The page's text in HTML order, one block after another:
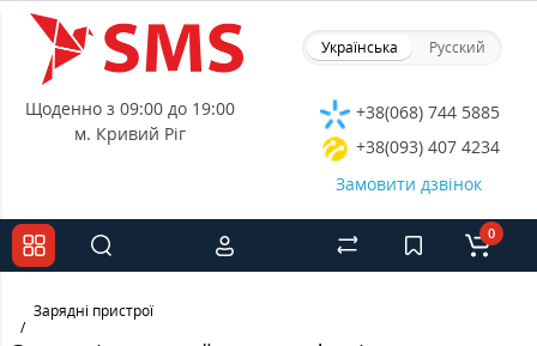
Українська Русский
Щоденно з 09:00 до 19:00
м. Кривий Ріг
+38(068) 744 5885
+38(093) 407 4234
Замовити дзвінок
0
Зарядні пристрої